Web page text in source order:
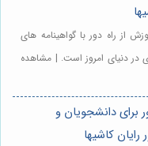
از راه دور با گواهینامه های
در دنیای امروز است. | مشاهده
برای دانشجویان و
کاشیها